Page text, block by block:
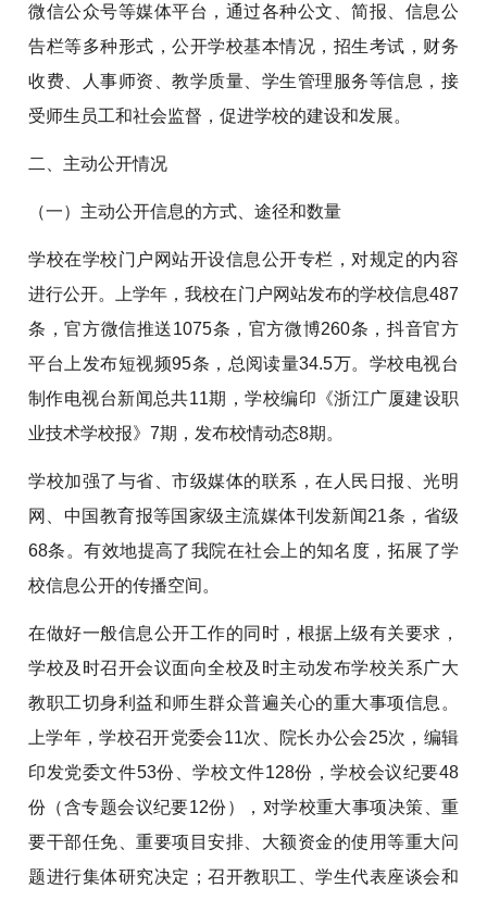
微信公众号等媒体平台，通过各种公文、简报、信息公
告栏等多种形式，公开学校基本情况，招生考试，财务
收费、人事师资、教学质量、学生管理服务等信息，接
受师生员工和社会监督，促进学校的建设和发展。
二、主动公开情况
（一）主动公开信息的方式、途径和数量
学校在学校门户网站开设信息公开专栏，对规定的内容
进行公开。上学年，我校在门户网站发布的学校信息487
条，官方微信推送1075条，官方微博260条，抖音官方
平台上发布短视频95条，总阅读量34.5万。学校电视台
制作电视台新闻总共11期，学校编印《浙江广厦建设职
业技术学校报》7期，发布校情动态8期。
学校加强了与省、市级媒体的联系，在人民日报、光明
网、中国教育报等国家级主流媒体刊发新闻21条，省级
68条。有效地提高了我院在社会上的知名度，拓展了学
校信息公开的传播空间。
在做好一般信息公开工作的同时，根据上级有关要求，
学校及时召开会议面向全校及时主动发布学校关系广大
教职工切身利益和师生群众普遍关心的重大事项信息。
上学年，学校召开党委会11次、院长办公会25次，编辑
印发党委文件53份、学校文件128份，学校会议纪要48
份（含专题会议纪要12份），对学校重大事项决策、重
要干部任免、重要项目安排、大额资金的使用等重大问
题进行集体研究决定；召开教职工、学生代表座谈会和